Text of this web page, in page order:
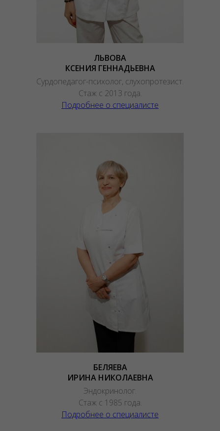
ЛЬВОВА
КСЕНИЯ ГЕННАДЬЕВНА
Сурдопедагог-психолог, слухопротезист.
Стаж с 2013 года.
Подробнее о специалисте
БЕЛЯЕВА
ИРИНА НИКОЛАЕВНА
Эндокринолог.
Стаж с 1985 года.
Подробнее о специалисте